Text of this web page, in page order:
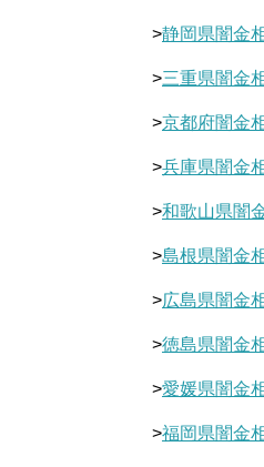
>静岡県闇金
>三重県闇金
>京都府闇金
>兵庫県闇金
>和歌山県闇
>島根県闇金
>広島県闇金
>徳島県闇金
>愛媛県闇金
>福岡県闇金